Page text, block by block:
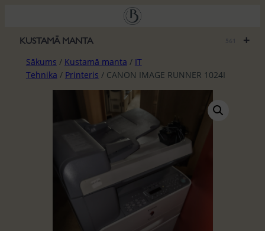
saturu
+
KUSTAMĀ MANTA
Sākums / Kustamā manta / IT
Tehnika / Printeris / CANON IMAGE RUNNER 1024I